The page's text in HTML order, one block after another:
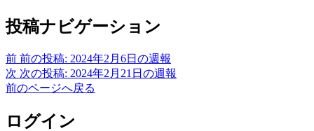
投稿ナビゲーション
前 前の投稿: 2024年2月6日の週報
次 次の投稿: 2024年2月21日の週報
前のページへ戻る
ログイン